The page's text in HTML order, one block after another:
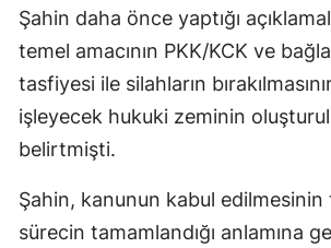
Şahin daha önce yaptığı
temel amacının PKK/KCK ve
tasfiyesi ile silahların
işleyecek hukuki zeminin
belirtmişti.
Şahin, kanunun kabul edilmesinin
sürecin tamamlandığı anlamına